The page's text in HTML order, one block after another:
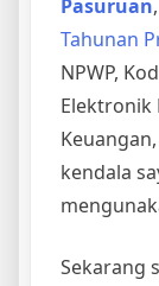
Pasuruan
Tahunan
NPWP,
Elektronik
kendala
Sekarang